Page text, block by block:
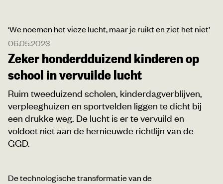
‘We noemen het vieze lucht, maar je ruikt en ziet het niet’
06.05.2023
Zeker honderdduizend kinderen op
school in vervuilde lucht
Ruim tweeduizend scholen, kinderdagverblijven,
verpleeghuizen en sportvelden liggen te dicht bij
een drukke weg. De lucht is er te vervuild en
voldoet niet aan de hernieuwde richtlijn van de
GGD.
De technologische transformatie van de